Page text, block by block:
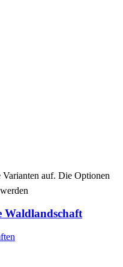
auf. Die Optionen
Waldlandschaft